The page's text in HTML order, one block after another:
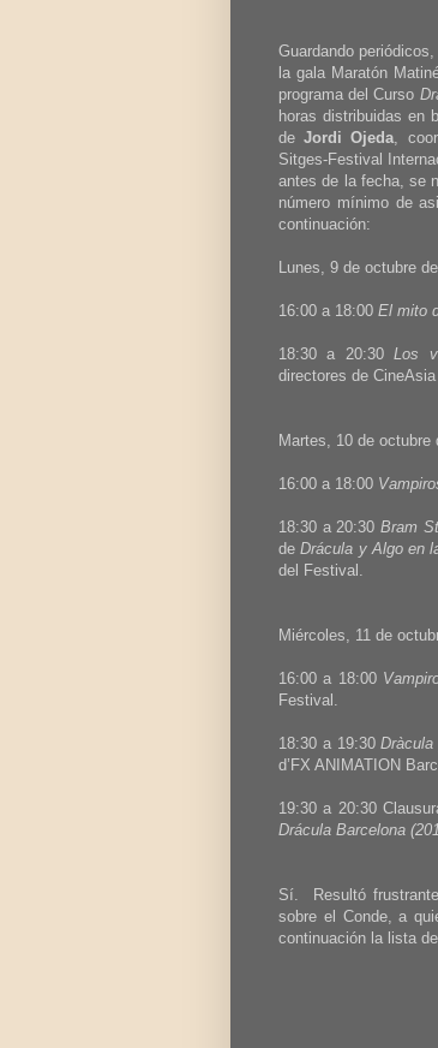
Guardando
la gala Maratón
programa del Curso
horas distribuidas en
deJordi Ojeda,
Sitges-Festival
antes de la fecha, se
número mínimo de
continuación:
Lunes, 9 de octubre
16:00 a 18:00 El mito
18:30 a 20:30Los
directores de
Martes, 10 de octubre
16:00 a 18:00
18:30 a 20:30 Bram
deDrácula y Algo en
del Festival.
Miércoles, 11 de
16:00 a 18:00
Festival.
18:30 a 19:30
d’FX ANIMATION
19:30 a 20:30
Drácula Barcelona
Sí. Resultó
sobre el Conde, a
continuación la lista